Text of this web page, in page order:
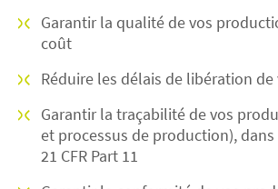
Garantir la qualité de vos
coût
Réduire les délais de libération
Garantir la traçabilité de vos
et processus de production), dans
21 CFR Part 11